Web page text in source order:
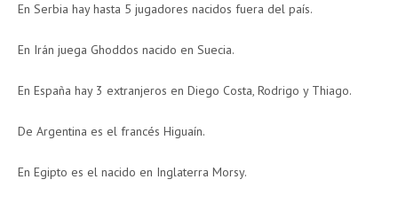
En Serbia hay hasta 5 jugadores nacidos fuera del país.
En Irán juega Ghoddos nacido en Suecia.
En España hay 3 extranjeros en Diego Costa, Rodrigo y Thiago.
De Argentina es el francés Higuaín.
En Egipto es el nacido en Inglaterra Morsy.